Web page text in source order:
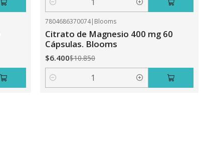
Cantidad
7804686370074| Blooms
Citrato de Magnesio 400 mg 60
Cápsulas. Blooms
$6.400$10.850
Cantidad